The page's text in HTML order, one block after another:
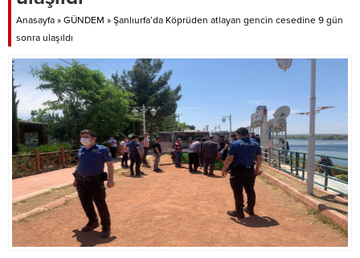
Anasayfa » GÜNDEM » Şanlıurfa’da Köprüden atlayan gencin cesedine 9 gün
sonra ulaşıldı